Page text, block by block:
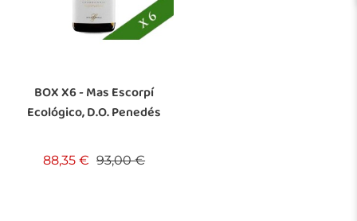
BOX X6 - Mas Escorpí
Ecológico, D.O. Penedés
88,35 € Verkaufspreis
93,00 €Preis